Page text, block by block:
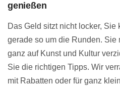
genießen
Das Geld sitzt nicht locker, Sie
gerade so um die Runden. Sie
ganz auf Kunst und Kultur
Sie die richtigen Tipps. Wir
mit Rabatten oder für ganz